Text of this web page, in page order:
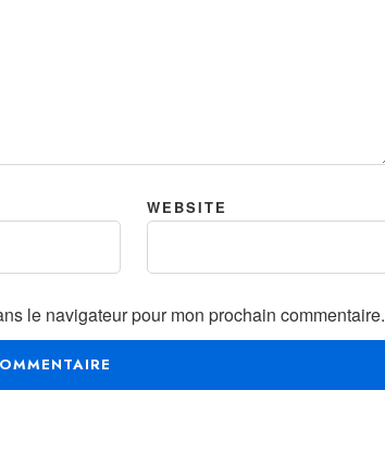
WEBSITE
le navigateur pour mon prochain commentaire.